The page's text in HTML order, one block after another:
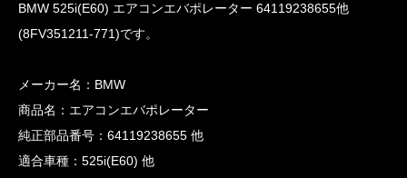
BMW 525i(E60) エアコンエバポレーター 64119238655他
(8FV351211-771)です。
メーカー名：BMW
商品名：エアコンエバポレーター
純正部品番号：64119238655 他
適合車種：525i(E60) 他